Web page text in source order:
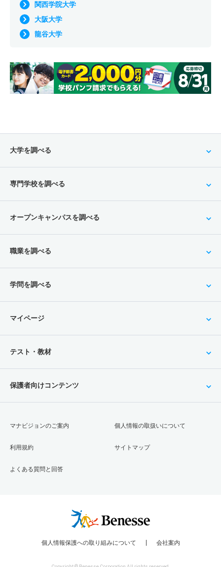
関西学院大学
大阪大学
龍谷大学
大学を調べる
専門学校を調べる
オープンキャンパスを調べる
職業を調べる
学問を調べる
マイページ
テスト・教材
保護者向けコンテンツ
マナビジョンのご案内
利用規約
よくある質問と回答
個人情報の取扱いについて
サイトマップ
個人情報保護への取り組みについて 会社案内